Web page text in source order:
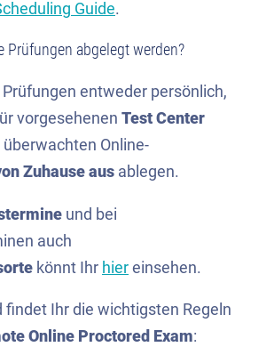
Guide.
Prüfungen abgelegt werden?
entweder persönlich,
vorgesehenen Test Center
überwachten Online-
Zuhause aus ablegen.
und bei
auch
könnt Ihr hier einsehen.
findet Ihr die wichtigsten Regeln
Online Proctored Exam: